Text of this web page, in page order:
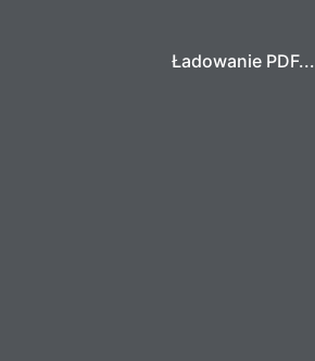
Ładowanie PDF...